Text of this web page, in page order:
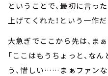
ということで、最初に言っ
上げてくれた！という一作
大急ぎでここから先は、ま
「ここはもうちょっと、な
う、惜しい……まぁファンな